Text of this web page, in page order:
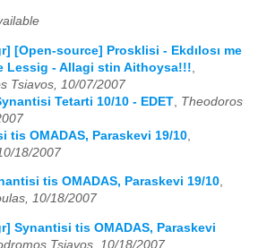
[Open-source] Prosklisi - Ekdιlοsι me
Lessig - Allagi stin Aithoysa!!!
Tsiavos, 10/07/2007
Tetarti 10/10 - EDET Theodoros
tis OMADAS, Paraskevi 19/10
18/2007
tis OMADAS, Paraskevi 19/10,
10/18/2007
Synantisi tis OMADAS, Paraskevi
Tsiavos, 10/18/2007